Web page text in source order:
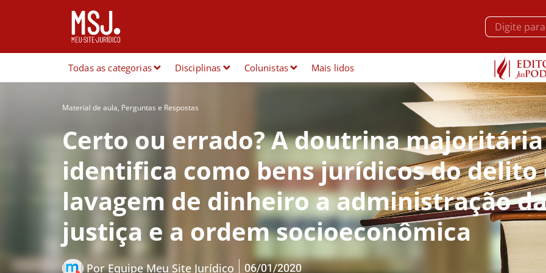
Todas as categorias Disciplinas Colunistas Mais lidos
Material de aula, Perguntas e Respostas
Certo ou errado? A doutrina majoritária
identifica como bens jurídicos do delito
lavagem de dinheiro a administração
justiça e a ordem socioeconômica
PorEquipe Meu Site Jurídico 06/01/2020